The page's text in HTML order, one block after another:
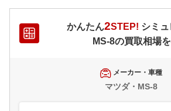
かんたん2STEP! シミ
MS-8の買取相場
メーカー・車種
マツダ・MS-8